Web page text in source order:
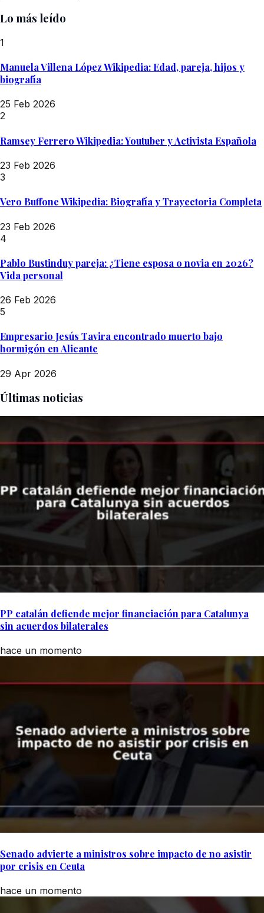
Lo más leído
1
Manuela Villena López Wikipedia: Edad, pareja, hijos y
biografía
25 Feb 2026
2
Ramsey Ferrero Wikipedia: Youtuber y Activista Española
23 Feb 2026
3
Vero Buffone Wikipedia: Biografía y Trayectoria Completa
23 Feb 2026
4
Pablo Bustinduy pareja: ¿Tiene esposa o novia en 2026?
Vida personal
26 Feb 2026
5
Empresario Jesús Tavira encontrado muerto bajo
hormigón en Alicante
29 Apr 2026
Últimas noticias
PP catalán defiende mejor financiación para Catalunya
sin acuerdos bilaterales
hace un momento
Senado advierte a ministros sobre impacto de no asistir
por crisis en Ceuta
hace un momento